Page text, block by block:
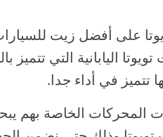
ا
ر
ا
،
على أفضل زيت
اليابانية التي تتميز
تتميز في أداء جدا.
المحركات الخاصة بهم